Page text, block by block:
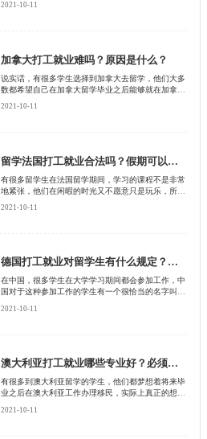
2021-10-11
加拿大打工就业难吗？原因是什么？
说实话，有很多学生选择到加拿大去留学，他们大多
数都希望自己在加拿大留学毕业之后能够就在加拿大
2021-10-11
留学法国打工就业合法吗？假期可以留在法国打工吗？
有很多留学生在法国留学期间，学习的课程不是非常
地紧张，他们在闲暇的时光又不愿意只是玩乐，所以
2021-10-11
德国打工就业对留学生有什么规定？工作必须和学习专业相关吗？
在中国，很多学生在大学学习期间都会参加工作，中
国对于这种参加工作的学生有一个很恰当的名字叫做
2021-10-11
澳大利亚打工就业哪些专业好？必须要有雅思成绩吗？
有很多到澳大利亚留学的学生，他们都梦想着将来毕
业之后在澳大利亚工作办理移民，实际上真正的想要
2021-10-11